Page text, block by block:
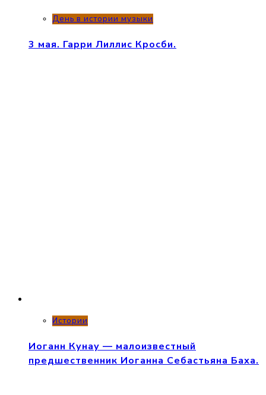
День в истории музыки
3 мая. Гарри Лиллис Кросби.
Истории
Иоганн Кунау — малоизвестный
предшественник Иоганна Себастьяна Баха.